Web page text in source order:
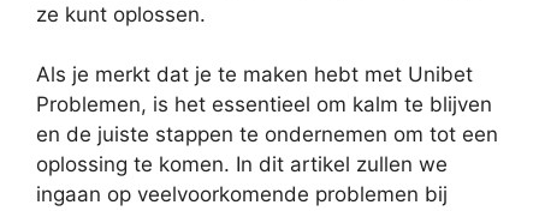
ze kunt oplossen.
Als je merkt dat je te maken hebt met Unibet
Problemen, is het essentieel om kalm te blijven
en de juiste stappen te ondernemen om tot een
oplossing te komen. In dit artikel zullen we
ingaan op veelvoorkomende problemen bij